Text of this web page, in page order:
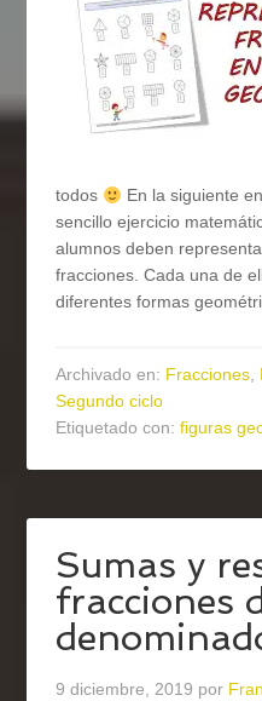
todos
En la siguiente
sencillo ejercicio
alumnos deben
fracciones. Cada una de
diferentes formas
Archivado en: Fracciones,
Segundo ciclo
Etiquetado con:figuras
Sumas y
fracciones
9 diciembre, 2019 por